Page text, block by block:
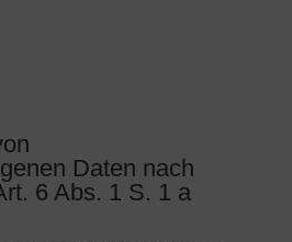
Daten nach
6 Abs. 1 S. 1 a